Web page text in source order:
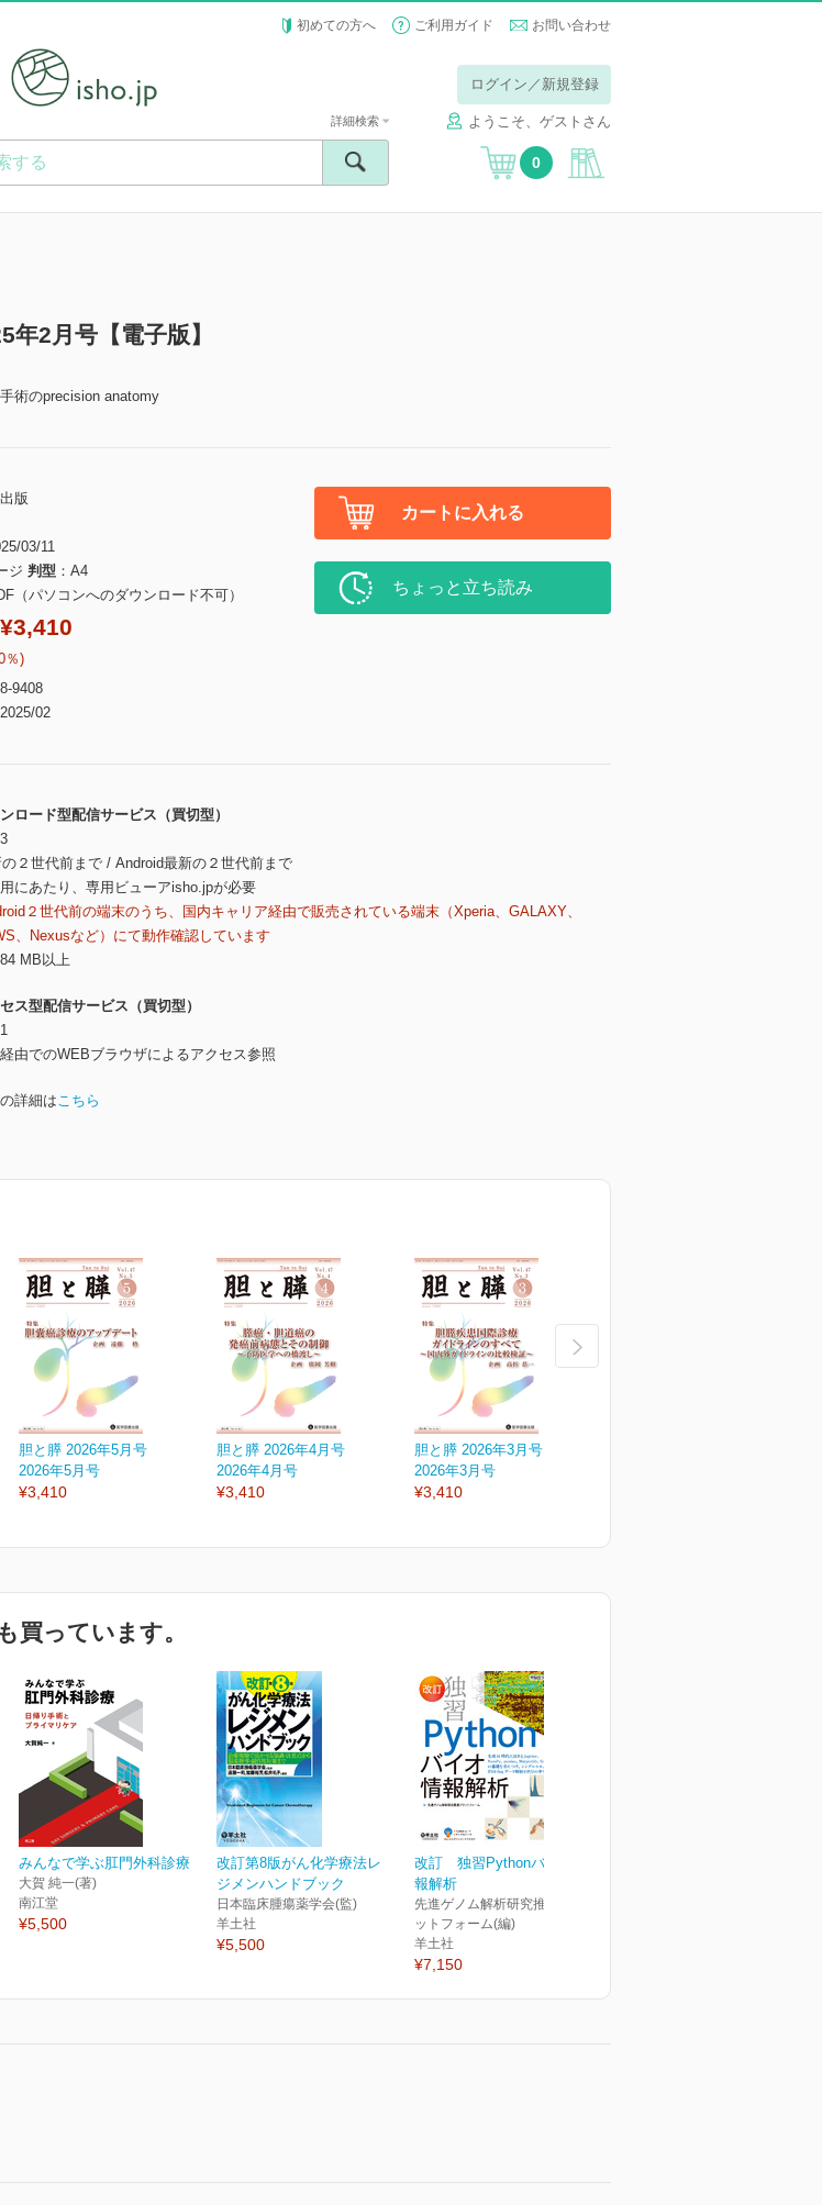
初めての方へ ご利用ガイド お問い合わせ
ログイン／新規登録
ようこそ、ゲストさん
詳細検索
0
年2月号【電子版】
術のprecision anatomy
版
03/11
ジ 判型
A4
（パソコンへのダウンロード不可）
¥3,410
％)
9408
2025/02
カートに入れる
ちょっと立ち読み
ロード型配信サービス（買切型）
3
２世代前まで / Android最新の２世代前まで
にあたり、専用ビューアisho.jpが必要
２世代前の端末のうち、国内キャリア経由で販売されている端末（Xperia、GALAXY、
、Nexusなど）にて動作確認しています
84 MB以上
ス型配信サービス（買切型）
1
由でのWEBブラウザによるアクセス参照
詳細はこちら
胆と膵 2026年5月号
2026年5月号
¥3,410
胆と膵 2026年4月号
2026年4月号
¥3,410
胆と膵 2026年3月号
2026年3月号
¥3,410
買っています。
みんなで学ぶ肛門外科診療
大賀 純一(著)
南江堂
¥5,500
改訂第8版がん化学療法レ
ジメンハンドブック
日本臨床腫瘍薬学会(監)
羊土社
¥5,500
改訂 独習Pythonバイオ情
報解析
先進ゲノム解析研究推進プラ
ットフォーム(編)
羊土社
¥7,150